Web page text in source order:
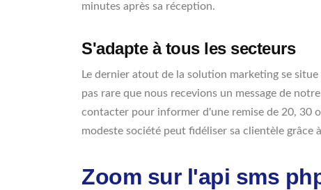
minutes après sa réception.
S'adapte à tous les secteurs
Le dernier atout de la solution marketing se
pas rare que nous recevions un message de
contacter pour informer d'une remise de 20, 30
modeste société peut fidéliser sa clientèle grâce
Zoom sur l'api sms